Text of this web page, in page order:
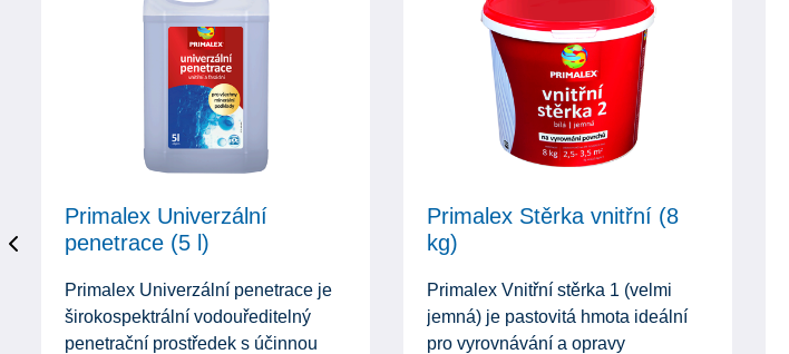
Primalex Univerzální
penetrace (5 l)
Primalex Univerzální penetrace je
širokospektrální vodouředitelný
penetrační prostředek s účinnou
Primalex Stěrka vnitřní (8
kg)
Primalex Vnitřní stěrka 1 (velmi
jemná) je pastovitá hmota ideální
pro vyrovnávání a opravy